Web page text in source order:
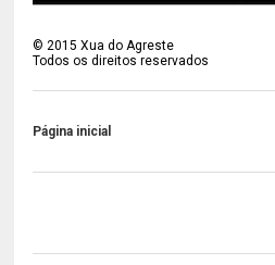
©2015 Xua do Agreste
Todos os direitos reservados
Página inicial